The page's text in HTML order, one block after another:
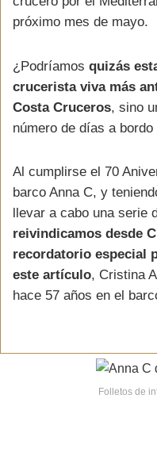
próximo mes de mayo.
¿Podríamos quizás
crucerista viva más
Costa Cruceros, sino
número de días a
Al cumplirse el 70
barco Anna C, y
llevar a cabo una serie
reivindicamos desde
recordatorio especial
este artículo, Cristina
hace 57 años en el
Folletos de